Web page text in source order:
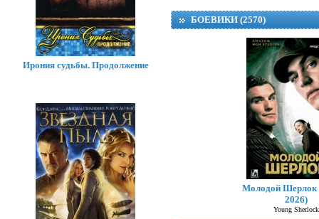
БОЕВИКИ (2570)
Молодой Шерлок
2026)
Young Sherlock
Ирония судьбы. Продолжение